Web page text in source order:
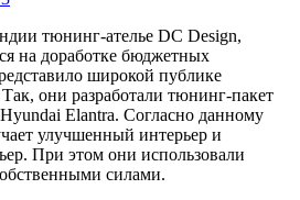
тюнинг-ателье DC Design,
на доработке бюджетных
широкой публике
они разработали тюнинг-пакет
Elantra. Согласно данному
улучшенный интерьер и
При этом они использовали
силами.